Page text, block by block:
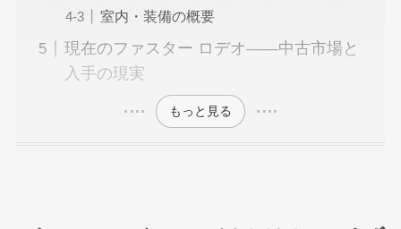
室内・装備の概要
現在のファスター ロデオ——中古市場と
入手の現実
もっと見る